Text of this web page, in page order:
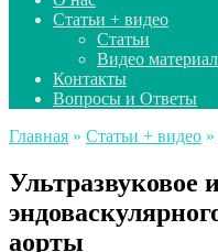
Статьи + видео
Статьи
Видео
Контакты
Вопросы и Ответы
Главная » Статьи + видео »
Ультразвуковое
аорты